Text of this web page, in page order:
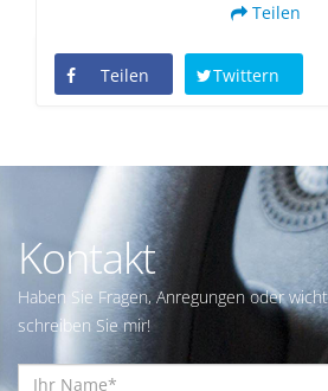
Teilen
Teilen Twittern
Kontakt
Haben Sie Fragen, Anregungen oder
schreiben Sie mir!